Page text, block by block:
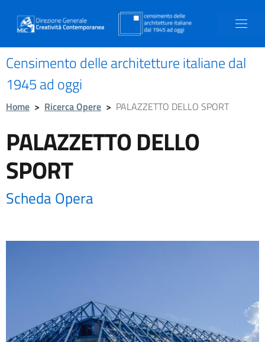
Censimento delle architetture italiane dal
1945 ad oggi
Home > Ricerca Opere > PALAZZETTO DELLO SPORT
PALAZZETTO DELLO
SPORT
Scheda Opera